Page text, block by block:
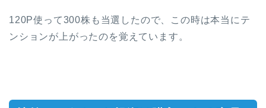
120P使って300株も当選したので、この時は本当にテ
ンションが上がったのを覚えています。